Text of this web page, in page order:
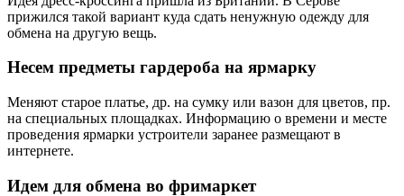
прижился такой вариант куда сдать ненужную одежду для
обмена на другую вещь.
Несем предметы гардероба на ярмарку
Меняют старое платье, др. на сумку или вазон для цветов, пр.
на специальных площадках. Информацию о времени и месте
проведения ярмарки устроители заранее размещают в
интернете.
Идем для обмена во фримаркет